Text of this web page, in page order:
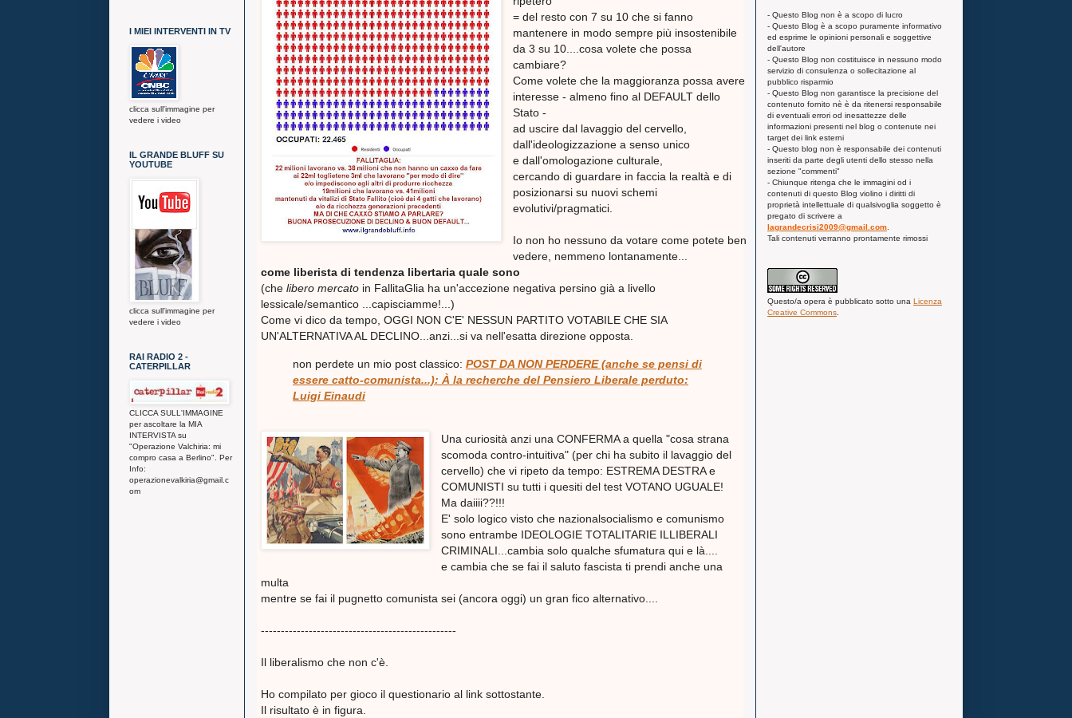
= del resto con 7 su 10 che si fanno
mantenere in modo sempre più insostenibile
da 3 su 10....cosa volete che possa
cambiare?
Come volete che la maggioranza possa avere
interesse - almeno fino al DEFAULT dello
Stato -
ad uscire dal lavaggio del cervello,
dall'ideologizzazione a senso unico
e dall'omologazione culturale,
cercando di guardare in faccia la realtà e di
posizionarsi su nuovi schemi
evolutivi/pragmatici.
Io non ho nessuno da votare come potete ben
vedere, nemmeno lontanamente...
come liberista di tendenza libertaria quale sono
(che libero mercato in FallitaGlia ha un'accezione negativa persino già a livello
lessicale/semantico ...capisciamme!...)
Come vi dico da tempo, OGGI NON C'E' NESSUN PARTITO VOTABILE CHE SIA
UN'ALTERNATIVA AL DECLINO...anzi...si va nell'esatta direzione opposta.
non perdete un mio post classico: POST DA NON PERDERE (anche se pensi di
essere catto-comunista...): À la recherche del Pensiero Liberale perduto:
Luigi Einaudi
Una curiosità anzi una CONFERMA a quella "cosa strana
scomoda contro-intuitiva" (per chi ha subito il lavaggio del
cervello) che vi ripeto da tempo: ESTREMA DESTRA e
COMUNISTI su tutti i quesiti del test VOTANO UGUALE!
Ma daiiii??!!!
E' solo logico visto che nazionalsocialismo e comunismo
sono entrambe IDEOLOGIE TOTALITARIE ILLIBERALI
CRIMINALI...cambia solo qualche sfumatura qui e là....
e cambia che se fai il saluto fascista ti prendi anche una
multa
mentre se fai il pugnetto comunista sei (ancora oggi) un gran fico alternativo....
-------------------------------------------------
Il liberalismo che non c'è.
Ho compilato per gioco il questionario al link sottostante.
Il risultato è in figura.
I MIEI INTERVENTI IN TV
clicca sull'immagine per
vedere i video
IL GRANDE BLUFF SU
YOUTUBE
clicca sull'immagine per
vedere i video
RAI RADIO 2 -
CATERPILLAR
CLICCA SULL'IMMAGINE
per ascoltare la MIA
INTERVISTA su
"Operazione Valchiria: mi
compro casa a Berlino". Per
Info:
operazionevalkiria@gmail.c
om
- Questo Blog non è a scopo di lucro
- Questo Blog è a scopo puramente informativo
ed esprime le opinioni personali e soggettive
dell'autore
- Questo Blog non costituisce in nessuno modo
servizio di consulenza o sollecitazione al
pubblico risparmio
- Questo Blog non garantisce la precisione del
contenuto fornito nè è da ritenersi responsabile
di eventuali errori od inesattezze delle
informazioni presenti nel blog o contenute nei
target dei link esterni
- Questo blog non è responsabile dei contenuti
inseriti da parte degli utenti dello stesso nella
sezione "commenti"
- Chiunque ritenga che le immagini od i
contenuti di questo Blog violino i diritti di
proprietà intellettuale di qualsivoglia soggetto è
pregato di scrivere a
lagrandecrisi2009@gmail.com
Tali contenuti verranno prontamente rimossi
Questo/a opera è pubblicato sotto una Licenza
Creative Commons